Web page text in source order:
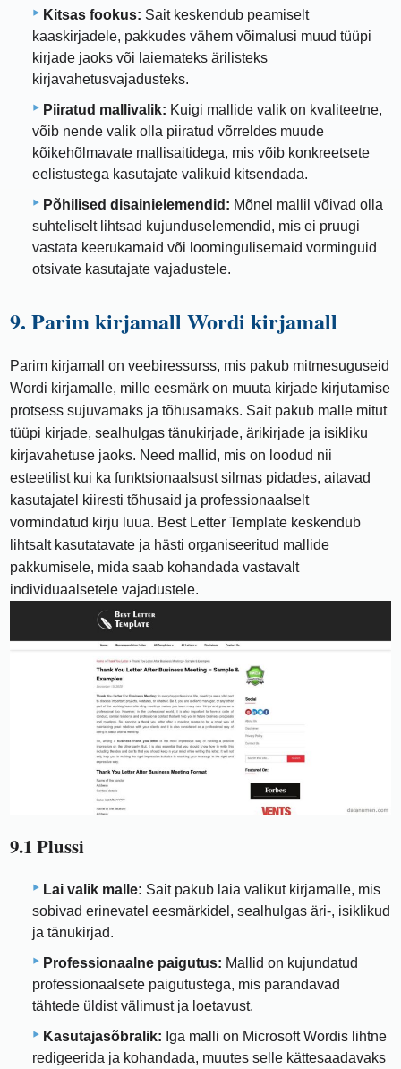
Kitsas fookus: Sait keskendub peamiselt
kaaskirjadele, pakkudes vähem võimalusi muud tüüpi
kirjade jaoks või laiemateks ärilisteks
kirjavahetusvajadusteks.
Piiratud mallivalik: Kuigi mallide valik on kvaliteetne,
võib nende valik olla piiratud võrreldes muude
kõikehõlmavate mallisaitidega, mis võib konkreetsete
eelistustega kasutajate valikuid kitsendada.
Põhilised disainielemendid: Mõnel mallil võivad olla
suhteliselt lihtsad kujunduselemendid, mis ei pruugi
vastata keerukamaid või loomingulisemaid vorminguid
otsivate kasutajate vajadustele.
9. Parim kirjamall Wordi kirjamall
Parim kirjamall on veebiressurss, mis pakub mitmesuguseid
Wordi kirjamalle, mille eesmärk on muuta kirjade kirjutamise
protsess sujuvamaks ja tõhusamaks. Sait pakub malle mitut
tüüpi kirjade, sealhulgas tänukirjade, ärikirjade ja isikliku
kirjavahetuse jaoks. Need mallid, mis on loodud nii
esteetilist kui ka funktsionaalsust silmas pidades, aitavad
kasutajatel kiiresti tõhusaid ja professionaalselt
vormindatud kirju luua. Best Letter Template keskendub
lihtsalt kasutatavate ja hästi organiseeritud mallide
pakkumisele, mida saab kohandada vastavalt
individuaalsetele vajadustele.
9.1 Plussi
Lai valik malle: Sait pakub laia valikut kirjamalle, mis
sobivad erinevatel eesmärkidel, sealhulgas äri-, isiklikud
ja tänukirjad.
Professionaalne paigutus: Mallid on kujundatud
professionaalsete paigutustega, mis parandavad
tähtede üldist välimust ja loetavust.
Kasutajasõbralik: Iga malli on Microsoft Wordis lihtne
redigeerida ja kohandada, muutes selle kättesaadavaks